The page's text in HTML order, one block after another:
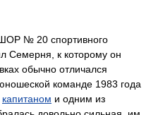
№ 20 спортивного
Семерня, к которому он
обычно отличался
команде 1983 года
капитаном и одним из